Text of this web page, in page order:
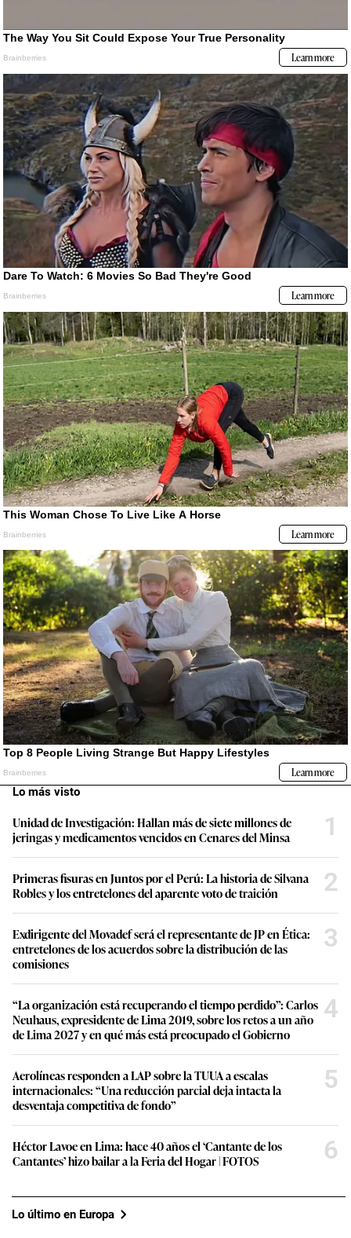
Lo más visto
Unidad de Investigación: Hallan más de siete millones de
jeringas y medicamentos vencidos en Cenares del Minsa
1
Primeras fisuras en Juntos por el Perú: La historia de Silvana
Robles y los entretelones del aparente voto de traición
2
Exdirigente del Movadef será el representante de JP en Ética:
entretelones de los acuerdos sobre la distribución de las
comisiones
3
“La organización está recuperando el tiempo perdido”: Carlos
Neuhaus, expresidente de Lima 2019, sobre los retos a un año
de Lima 2027 y en qué más está preocupado el Gobierno
4
Aerolíneas responden a LAP sobre la TUUA a escalas
internacionales: “Una reducción parcial deja intacta la
desventaja competitiva de fondo”
5
Héctor Lavoe en Lima: hace 40 años el ‘Cantante de los
Cantantes’ hizo bailar a la Feria del Hogar | FOTOS
6
Lo último en Europa